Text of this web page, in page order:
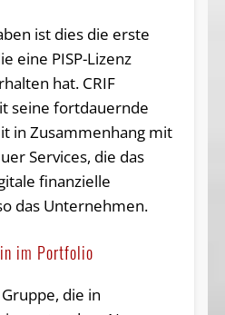
ist dies die erste
eine PISP-Lizenz
hat. CRIF
seine fortdauernde
in Zusammenhang mit
Services, die das
finanzielle
das Unternehmen.
im Portfolio
die in